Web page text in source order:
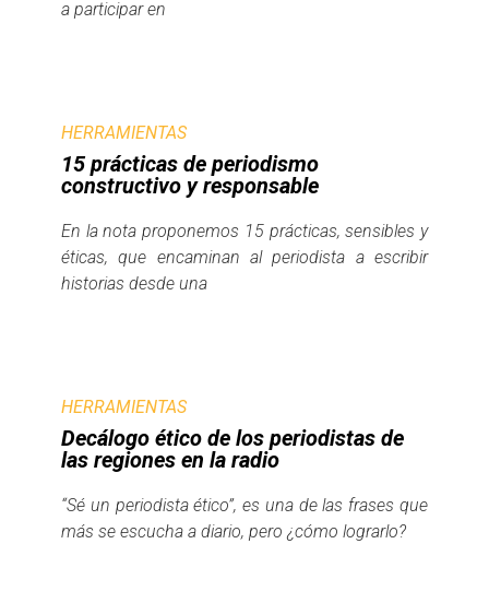
a participar en
HERRAMIENTAS
15 prácticas de periodismo
constructivo y responsable
En la nota proponemos 15 prácticas, sensibles y
éticas, que encaminan al periodista a escribir
historias desde una
HERRAMIENTAS
Decálogo ético de los periodistas de
las regiones en la radio
“Sé un periodista ético”, es una de las frases que
más se escucha a diario, pero ¿cómo lograrlo?